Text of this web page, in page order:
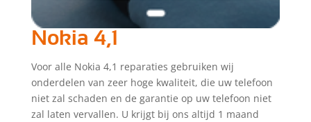
Nokia 4,1
Voor alle Nokia 4,1 reparaties gebruiken wij
onderdelen van zeer hoge kwaliteit, die uw telefoon
niet zal schaden en de garantie op uw telefoon niet
zal laten vervallen. U krijgt bij ons altijd 1 maand